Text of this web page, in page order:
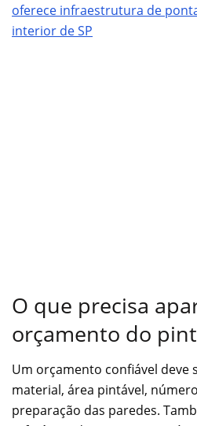
oferece infraestrutura de
interior de SP
O que precisa
orçamento do
Um orçamento confiável deve
material, área pintável,
preparação das paredes.